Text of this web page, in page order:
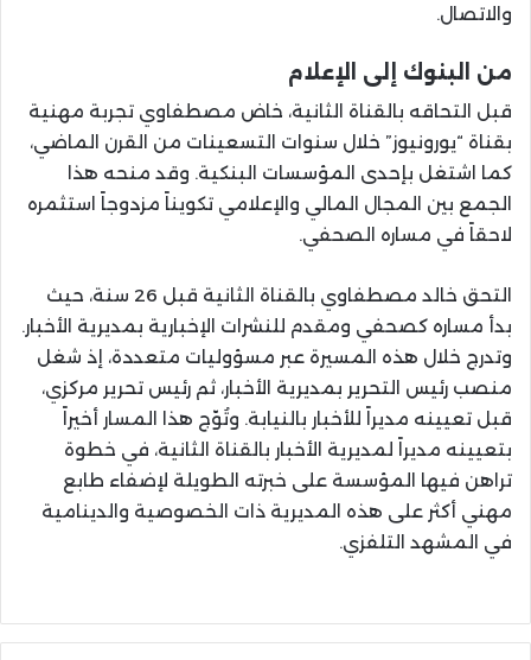
والاتصال.
من البنوك إلى الإعلام
قبل التحاقه بالقناة الثانية، خاض مصطفاوي تجربة مهنية
بقناة “يورونيوز” خلال سنوات التسعينات من القرن الماضي،
كما اشتغل بإحدى المؤسسات البنكية. وقد منحه هذا
الجمع بين المجال المالي والإعلامي تكويناً مزدوجاً استثمره
لاحقاً في مساره الصحفي.
التحق خالد مصطفاوي بالقناة الثانية قبل 26 سنة، حيث
بدأ مساره كصحفي ومقدم للنشرات الإخبارية بمديرية الأخبار.
وتدرج خلال هذه المسيرة عبر مسؤوليات متعددة، إذ شغل
منصب رئيس التحرير بمديرية الأخبار، ثم رئيس تحرير مركزي،
قبل تعيينه مديراً للأخبار بالنيابة. وتُوّج هذا المسار أخيراً
بتعيينه مديراً لمديرية الأخبار بالقناة الثانية، في خطوة
تراهن فيها المؤسسة على خبرته الطويلة لإضفاء طابع
مهني أكثر على هذه المديرية ذات الخصوصية والدينامية
في المشهد التلفزي.